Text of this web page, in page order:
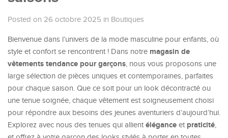
Posted on 26 octobre 2025 in Boutiques
Bienvenue dans l’univers de la mode masculine pour enfants, où
style et confort se rencontrent ! Dans notre magasin de
vêtements tendance pour garçons, nous vous proposons une
large sélection de pièces uniques et contemporaines, parfaites
pour chaque saison. Que ce soit pour un look décontracté ou
une tenue soignée, chaque vêtement est soigneusement choisi
pour répondre aux besoins des jeunes aventuriers d’aujourd’hui.
Explorez avec nous des tenues qui allient élégance et praticité,